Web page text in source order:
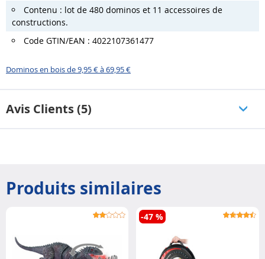
Contenu : lot de 480 dominos et 11 accessoires de
constructions.
Code GTIN/EAN : 4022107361477
Dominos en bois de 9,95 € à 69,95 €
Avis Clients (5)
Produits similaires
-47 %